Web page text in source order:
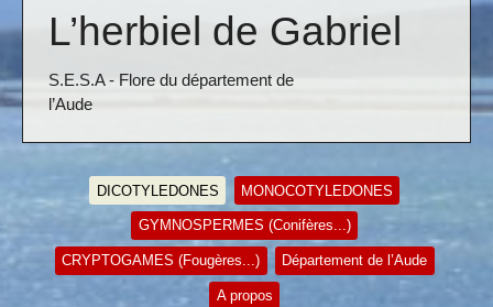
L’herbiel de Gabriel
S.E.S.A - Flore du département de
l’Aude
DICOTYLEDONES MONOCOTYLEDONES
GYMNOSPERMES (Conifères...)
CRYPTOGAMES (Fougères...) Département de l’Aude
A propos